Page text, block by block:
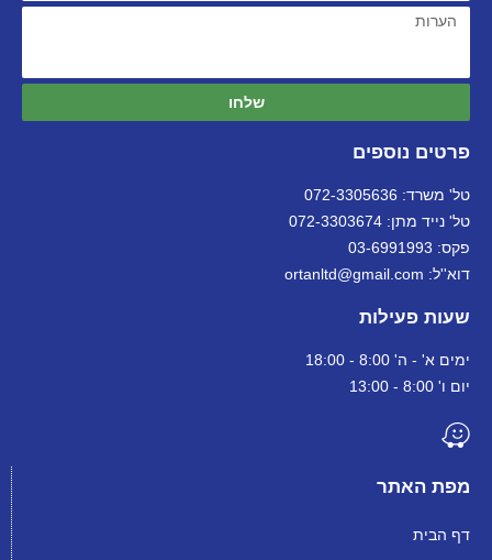
מפת האתר
דף הבית
פרטים נוספים
טל' משרד: 072-3305636
טל' נייד מתן: 072-3303674
פקס: 03-6991993
דוא''ל: ortanltd@gmail.com
שעות פעילות
ימים א' - ה' 8:00 - 18:00
יום ו' 8:00 - 13:00
שלחו